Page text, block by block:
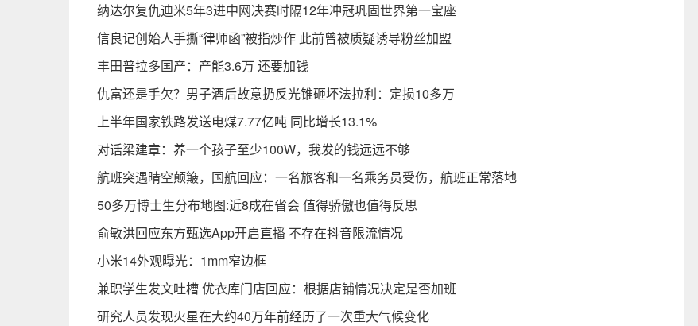
纳达尔复仇迪米5年3进中网决赛时隔12年冲冠巩固世界第一宝座
信良记创始人手撕“律师函”被指炒作 此前曾被质疑诱导粉丝加盟
丰田普拉多国产：产能3.6万 还要加钱
仇富还是手欠？男子酒后故意扔反光锥砸坏法拉利：定损10多万
上半年国家铁路发送电煤7.77亿吨 同比增长13.1%
对话梁建章：养一个孩子至少100W，我发的钱远远不够
航班突遇晴空颠簸，国航回应：一名旅客和一名乘务员受伤，航班正常落地
50多万博士生分布地图:近8成在省会 值得骄傲也值得反思
俞敏洪回应东方甄选App开启直播 不存在抖音限流情况
小米14外观曝光：1mm窄边框
兼职学生发文吐槽 优衣库门店回应：根据店铺情况决定是否加班
研究人员发现火星在大约40万年前经历了一次重大气候变化